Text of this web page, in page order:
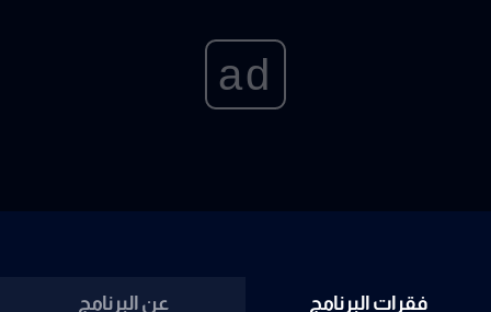
ad
فقرات البرنامج عن البرنامج